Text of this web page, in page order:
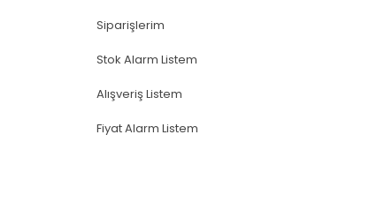
Siparişlerim
Stok Alarm Listem
Alışveriş Listem
Fiyat Alarm Listem